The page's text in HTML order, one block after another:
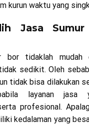
kurun waktu yang
Jasa
bor tidaklah mudah
sedikit. Oleh
tidak bisa dilakukan
layanan jasa
profesional.
kedalaman yang